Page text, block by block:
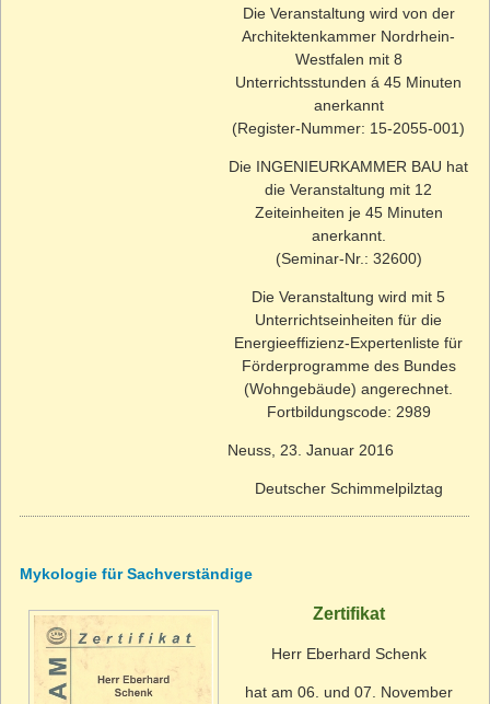
Die Veranstaltung wird von der
Architektenkammer Nordrhein-
Westfalen mit 8
Unterrichtsstunden á 45 Minuten
anerkannt
(Register-Nummer: 15-2055-001)
Die INGENIEURKAMMER BAU hat
die Veranstaltung mit 12
Zeiteinheiten je 45 Minuten
anerkannt.
(Seminar-Nr.: 32600)
Die Veranstaltung wird mit 5
Unterrichtseinheiten für die
Energieeffizienz-Expertenliste für
Förderprogramme des Bundes
(Wohngebäude) angerechnet.
Fortbildungscode: 2989
Neuss, 23. Januar 2016
Deutscher Schimmelpilztag
Mykologie für Sachverständige
Zertifikat
Herr Eberhard Schenk
hat am 06. und 07. November